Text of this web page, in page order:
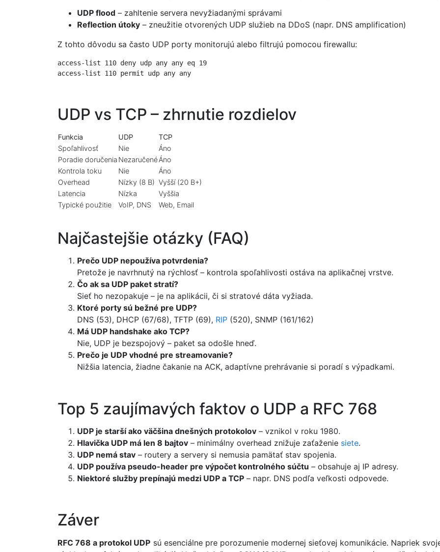
UDP flood – zahltenie servera nevyžiadanými správami
Reflection útoky – zneužitie otvorených UDP služieb na DDoS (napr. DNS amplification)
Z tohto dôvodu sa často UDP porty monitorujú alebo filtrujú pomocou firewallu:
access-list 110 deny udp any any eq 19
access-list 110 permit udp any any
UDP vs TCP – zhrnutie rozdielov
Funkcia UDP
TCP
Spoľahlivosť
Nie
Áno
Poradie doručenia NezaručenéÁno
Kontrola toku
Nie
Áno
Overhead
Nízky (8 B) Vyšší (20 B+)
Latencia
Nízka
Vyššia
Typické použitie
VoIP, DNS Web, Email
Najčastejšie otázky (FAQ)
Prečo UDP nepoužíva potvrdenia?
Pretože je navrhnutý na rýchlosť – kontrola spoľahlivosti ostáva na aplikačnej vrstve.
Čo ak sa UDP paket stratí?
Sieť ho nezopakuje – je na aplikácii, či si stratové dáta vyžiada.
Ktoré porty sú bežné pre UDP?
DNS (53), DHCP (67/68), TFTP (69), RIP (520), SNMP (161/162)
Má UDP handshake ako TCP?
Nie, UDP je bezspojový – paket sa odošle hneď.
Prečo je UDP vhodné pre streamovanie?
Nižšia latencia, žiadne čakanie na ACK, adaptívne prehrávanie si poradí s výpadkami.
Top 5 zaujímavých faktov o UDP a RFC 768
UDP je starší ako väčšina dnešných protokolov – vznikol v roku 1980.
Hlavička UDP má len 8 bajtov – minimálny overhead znižuje zaťaženie siete.
UDP nemá stav – routery a servery si nemusia pamätať stav spojenia.
UDP používa pseudo-header pre výpočet kontrolného súčtu – obsahuje aj IP adresy.
Niektoré služby prepínajú medzi UDP a TCP – napr. DNS podľa veľkosti odpovede.
Záver
RFC 768 a protokol UDP sú esenciálne pre porozumenie modernej sieťovej komunikácie. Napriek